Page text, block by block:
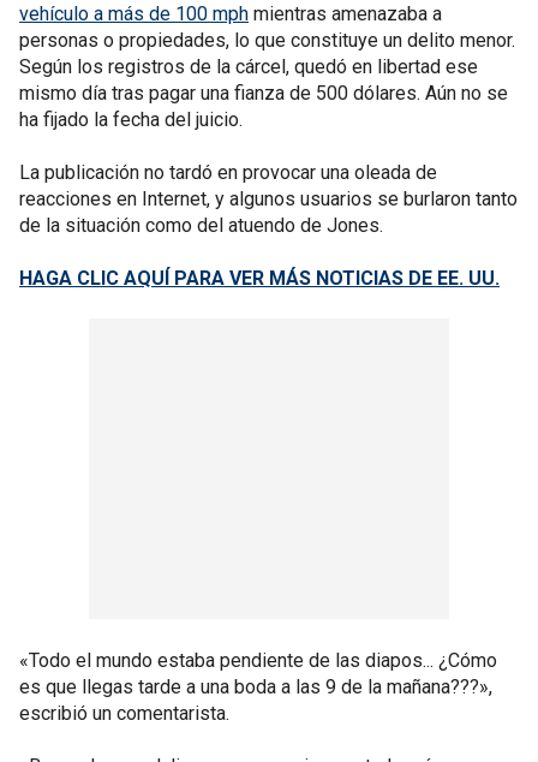
vehículo a más de 100 mph mientras amenazaba a
personas o propiedades, lo que constituye un delito menor.
Según los registros de la cárcel, quedó en libertad ese
mismo día tras pagar una fianza de 500 dólares. Aún no se
ha fijado la fecha del juicio.
La publicación no tardó en provocar una oleada de
reacciones en Internet, y algunos usuarios se burlaron tanto
de la situación como del atuendo de Jones.
HAGA CLIC AQUÍ PARA VER MÁS NOTICIAS DE EE. UU.
«Todo el mundo estaba pendiente de las diapos... ¿Cómo
es que llegas tarde a una boda a las 9 de la mañana???»,
escribió un comentarista.